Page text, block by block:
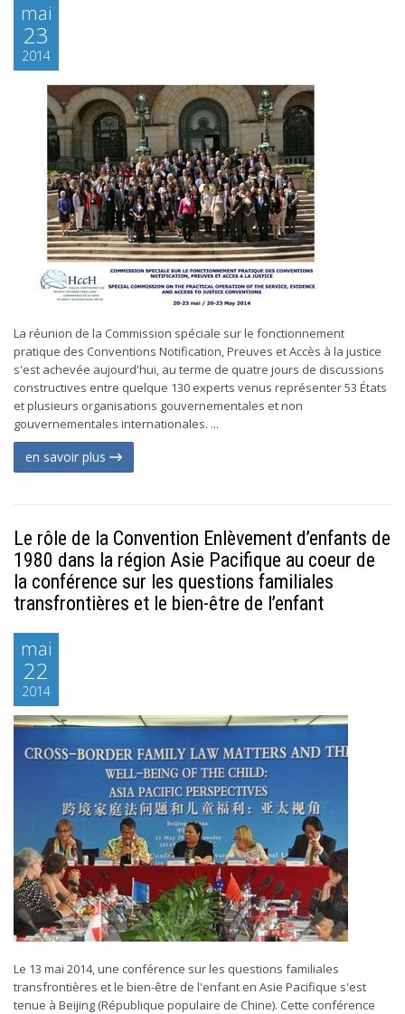
mai
23
2014
La réunion de la Commission spéciale sur le fonctionnement
pratique des Conventions Notification, Preuves et Accès à la justice
s'est achevée aujourd'hui, au terme de quatre jours de discussions
constructives entre quelque 130 experts venus représenter 53 États
et plusieurs organisations gouvernementales et non
gouvernementales internationales. ...
en savoir plus
Le rôle de la Convention Enlèvement d’enfants de
1980 dans la région Asie Pacifique au coeur de
la conférence sur les questions familiales
transfrontières et le bien-être de l’enfant
mai
22
2014
Le 13 mai 2014, une conférence sur les questions familiales
transfrontières et le bien-être de l'enfant en Asie Pacifique s'est
tenue à Beijing (République populaire de Chine). Cette conférence